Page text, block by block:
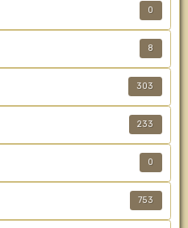
0
8
303
233
0
753